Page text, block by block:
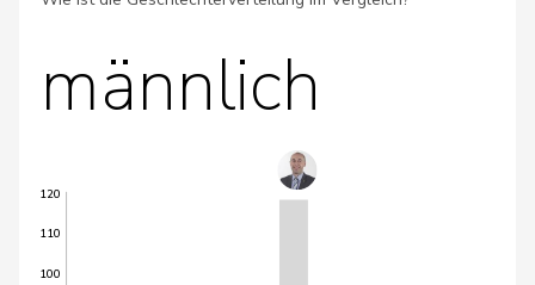
männlich
100
110
120